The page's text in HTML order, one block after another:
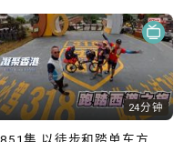
24分钟